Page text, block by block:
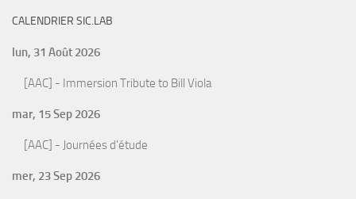
CALENDRIER SIC.LAB
lun, 31 Août 2026
[AAC] - Immersion Tribute to Bill Viola
mar, 15 Sep 2026
[AAC] - Journées d'étude
mer, 23 Sep 2026